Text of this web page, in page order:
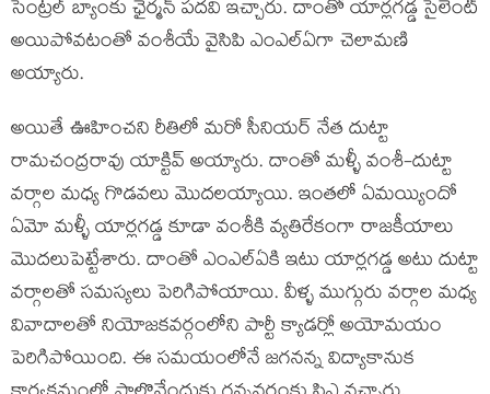
సెంట్రల్ బ్యాంకు ఛైర్మన్ పదవి ఇచ్చారు. దాంతో యార్లగడ్డ సైలెంట్
అయిపోవటంతో వంశీయే వైసిపి ఎంఎల్ఏగా చెలామణి
అయ్యారు.
అయితే ఊహించని రీతిలో మరో సీనియర్ నేత దుట్టా
రామచంద్రరావు యాక్టివ్ అయ్యారు. దాంతో మళ్ళీ వంశీ-దుట్టా
వర్గాల మధ్య గొడవలు మొదలయ్యాయి. ఇంతలో ఏమయ్యిందో
ఏమో మళ్ళీ యార్లగడ్డ కూడా వంశీకి వ్యతిరేకంగా రాజకీయాలు
మొదలుపెట్టేశారు. దాంతో ఎంఎల్ఏకి ఇటు యార్లగడ్డ అటు దుట్టా
వర్గాలతో సమస్యలు పెరిగిపోయాయి. వీళ్ళ ముగ్గురు వర్గాల మధ్య
వివాదాలతో నియోజకవర్గంలోని పార్టీ క్యాడర్లో అయోమయం
పెరిగిపోయింది. ఈ సమయంలోనే జగనన్న విద్యాకానుక